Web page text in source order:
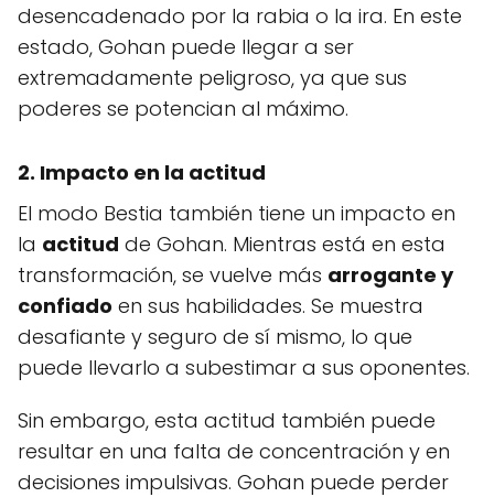
desencadenado por la rabia o la ira. En este
estado, Gohan puede llegar a ser
extremadamente peligroso, ya que sus
poderes se potencian al máximo.
2. Impacto en la actitud
El modo Bestia también tiene un impacto en
la actitud de Gohan. Mientras está en esta
transformación, se vuelve más arrogante y
confiado en sus habilidades. Se muestra
desafiante y seguro de sí mismo, lo que
puede llevarlo a subestimar a sus oponentes.
Sin embargo, esta actitud también puede
resultar en una falta de concentración y en
decisiones impulsivas. Gohan puede perder